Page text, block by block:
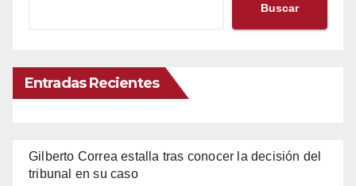
Buscar
Entradas Recientes
Gilberto Correa estalla tras conocer la decisión del
tribunal en su caso